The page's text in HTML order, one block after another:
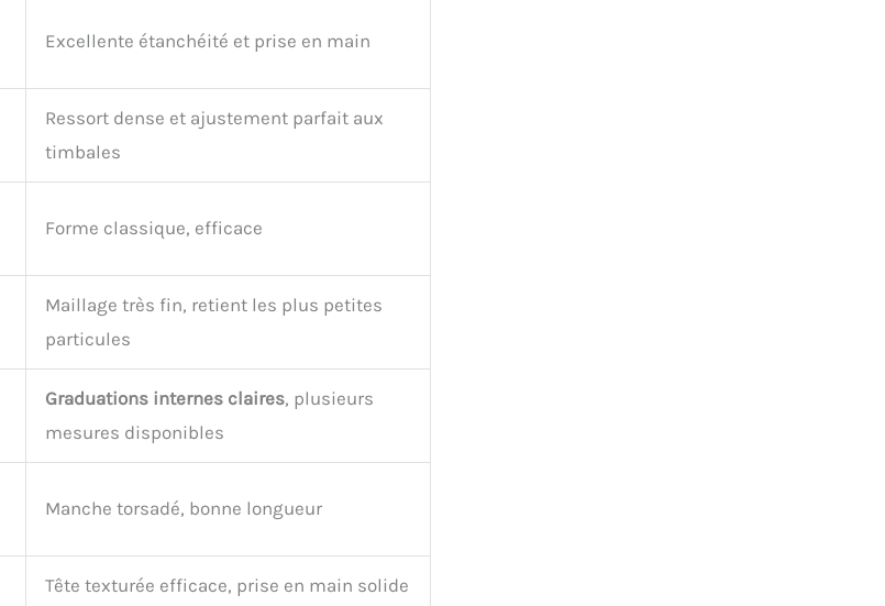
Excellente étanchéité et prise en main
Ressort dense et ajustement parfait aux
timbales
Forme classique, efficace
Maillage très fin, retient les plus petites
particules
Graduations internes claires, plusieurs
mesures disponibles
Manche torsadé, bonne longueur
Tête texturée efficace, prise en main solide